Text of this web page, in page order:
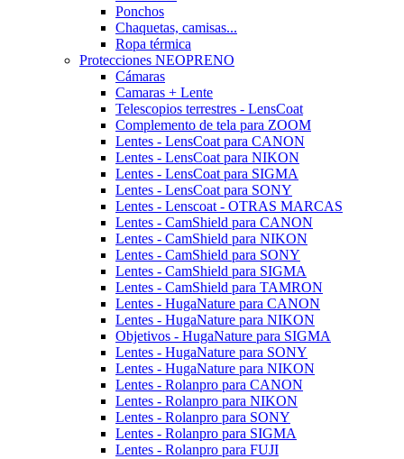
Ponchos
Chaquetas, camisas...
Ropa térmica
Protecciones NEOPRENO
Cámaras
Camaras + Lente
Telescopios terrestres - LensCoat
Complemento de tela para ZOOM
Lentes - LensCoat para CANON
Lentes - LensCoat para NIKON
Lentes - LensCoat para SIGMA
Lentes - LensCoat para SONY
Lentes - Lenscoat - OTRAS MARCAS
Lentes - CamShield para CANON
Lentes - CamShield para NIKON
Lentes - CamShield para SONY
Lentes - CamShield para SIGMA
Lentes - CamShield para TAMRON
Lentes - HugaNature para CANON
Lentes - HugaNature para NIKON
Objetivos - HugaNature para SIGMA
Lentes - HugaNature para SONY
Lentes - HugaNature para NIKON
Lentes - Rolanpro para CANON
Lentes - Rolanpro para NIKON
Lentes - Rolanpro para SONY
Lentes - Rolanpro para SIGMA
Lentes - Rolanpro para FUJI